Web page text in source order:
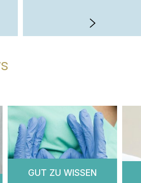
GUT ZU WISSEN